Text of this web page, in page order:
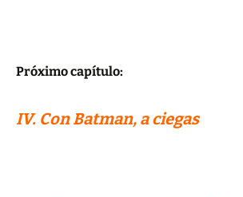
Próximo capítulo:
IV. Con Batman, a ciegas